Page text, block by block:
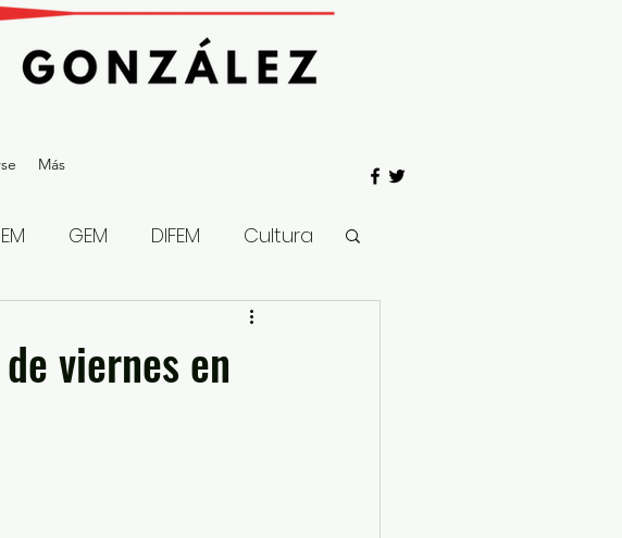
Más
GEM DIFEM Cultura
viernes en